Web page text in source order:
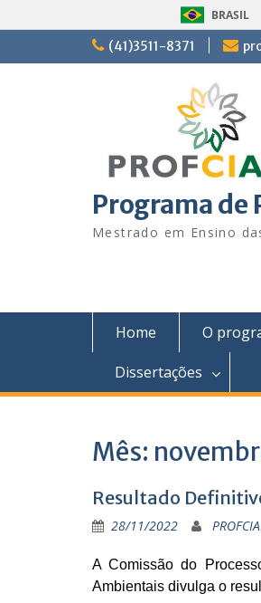
BRASIL
(41)3511-8371
Programa de
Mestrado em Ensino
Home O
Dissertações
Mês:
Resultado
28/11/2022
A Comissão do
Ambientais divulga o